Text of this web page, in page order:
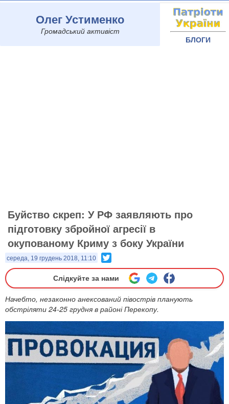
Олег Устименко
Громадський активіст
БЛОГИ
Буйство скреп: У РФ заявляють про
підготовку збройної агресії в
окупованому Криму з боку України
середа, 19 грудень 2018, 11:10
Слідкуйте за нами
Начебто, незаконно анексований півострів планують
обстріляти 24-25 грудня в районі Перекопу.